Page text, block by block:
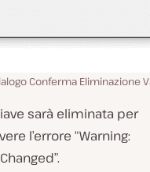
Conferma Eliminazione
sarà eliminata per
l’errore “Warning: